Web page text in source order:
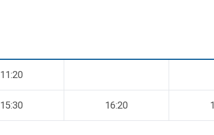
11:20
15:30 16:20